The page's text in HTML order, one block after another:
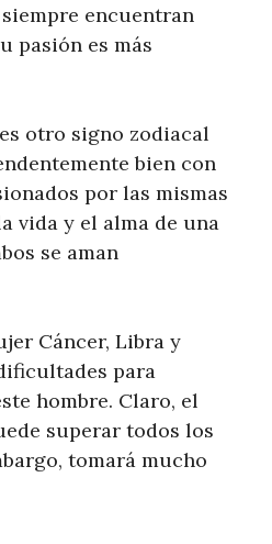
encuentran
pasión es más
otro signo zodiacal
bien con
por las mismas
vida y el alma de una
se aman
Cáncer, Libra y
para
hombre. Claro, el
superar todos los
tomará mucho